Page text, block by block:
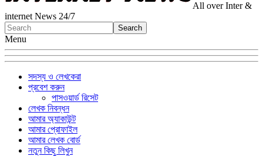
All over Inter &
internet News 24/7
Menu
সদস্য ও লেখকেরা
প্রবেশ করুন
পাসওয়ার্ড রিসেট
লেখক নিবন্ধন
আমার অ্যাকাউন্ট
আমার প্রোফাইল
আমার লেখক বোর্ড
নতুন কিছু লিখুন